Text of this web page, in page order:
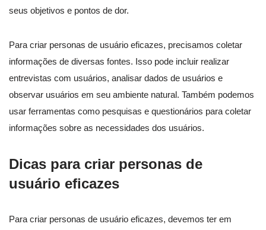
seus objetivos e pontos de dor.
Para criar personas de usuário eficazes, precisamos coletar
informações de diversas fontes. Isso pode incluir realizar
entrevistas com usuários, analisar dados de usuários e
observar usuários em seu ambiente natural. Também podemos
usar ferramentas como pesquisas e questionários para coletar
informações sobre as necessidades dos usuários.
Dicas para criar personas de
usuário eficazes
Para criar personas de usuário eficazes, devemos ter em